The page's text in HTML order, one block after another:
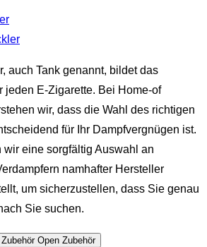
auch Tank genannt, bildet das
jeden E-Zigarette. Bei Home-of
wir, dass die Wahl des richtigen
für Ihr Dampfvergnügen ist.
wir eine sorgfältig Auswahl an
namhafter Hersteller
um sicherzustellen, dass Sie genau
Sie suchen.
Open Zubehör